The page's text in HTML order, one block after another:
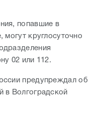
попавшие в
могут круглосуточно
02 или 112.
предупреждал об
в Волгоградской